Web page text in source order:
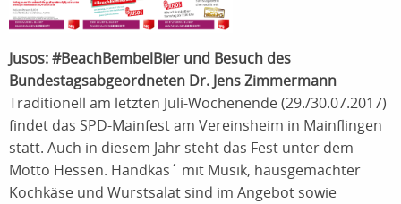
Jusos: #BeachBembelBier und Besuch des
Bundestagsabgeordneten Dr. Jens Zimmermann
Traditionell am letzten Juli-Wochenende (29./30.07.2017)
findet das SPD-Mainfest am Vereinsheim in Mainflingen
statt. Auch in diesem Jahr steht das Fest unter dem
Motto Hessen. Handkäs´ mit Musik, hausgemachter
Kochkäse und Wurstsalat sind im Angebot sowie